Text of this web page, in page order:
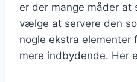
er der mange måder at
vælge at servere den
nogle ekstra elementer
mere indbydende. Her